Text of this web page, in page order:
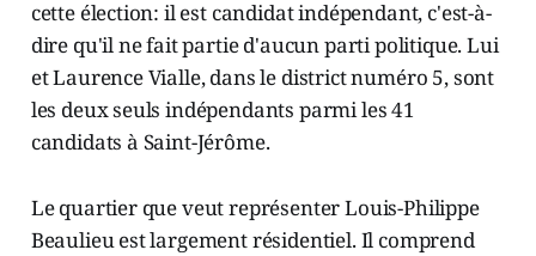
cette élection: il est candidat indépendant, c'est-à-
dire qu'il ne fait partie d'aucun parti politique. Lui
et Laurence Vialle, dans le district numéro 5, sont
les deux seuls indépendants parmi les 41
candidats à Saint-Jérôme.
Le quartier que veut représenter Louis-Philippe
Beaulieu est largement résidentiel. Il comprend